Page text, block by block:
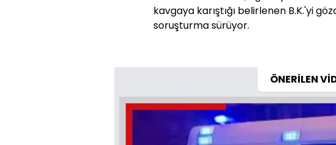
kavgaya karıştığı belirlenen B.K.'yi
soruşturma sürüyor.
ÖNERİLEN